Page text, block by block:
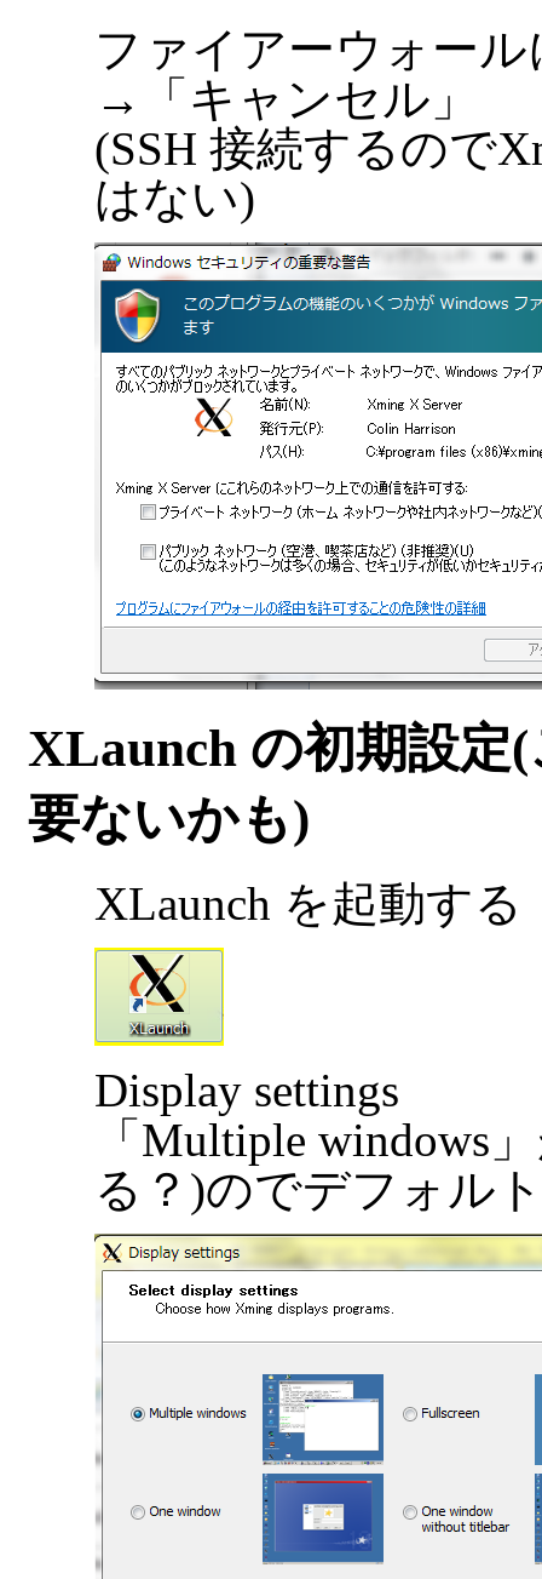
ファイアーウォー
→「キャンセル」
(SSH 接続するので
はない)
XLaunch の初期設定
要ないかも)
XLaunch を起動する
Display settings
「Multiple windows
る？)のでデフォル